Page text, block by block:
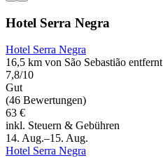
Hotel Serra Negra
Hotel Serra Negra
16,5 km von São Sebastião entfernt
7,8/10
Gut
(46 Bewertungen)
63 €
inkl. Steuern & Gebühren
14. Aug.–15. Aug.
Hotel Serra Negra